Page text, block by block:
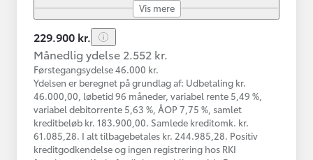
Vis mere
229.900 kr.
Månedlig ydelse 2.552 kr.
Førstegangsydelse 46.000 kr.
Ydelsen er beregnet på grundlag af: Udbetaling kr.
46.000,00, løbetid 96 måneder, variabel rente 5,49 %,
variabel debitorrente 5,63 %, ÅOP 7,75 %, samlet
kreditbeløb kr. 183.900,00. Samlede kreditomk. kr.
61.085,28. I alt tilbagebetales kr. 244.985,28. Positiv
kreditgodkendelse og ingen registrering hos RKI